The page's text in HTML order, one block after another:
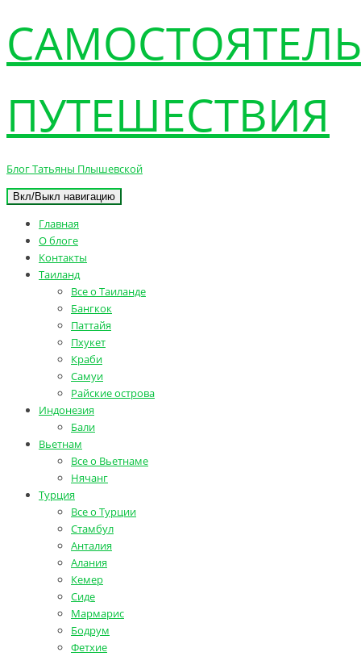
ПУТЕШЕСТВИЯ
Блог Татьяны Плышевской
Вкл/Выкл навигацию
Главная
О блоге
Контакты
Таиланд
Все о Таиланде
Бангкок
Паттайя
Пхукет
Краби
Самуи
Райские острова
Индонезия
Бали
Вьетнам
Все о Вьетнаме
Нячанг
Турция
Все о Турции
Стамбул
Анталия
Алания
Кемер
Сиде
Мармарис
Бодрум
Фетхие